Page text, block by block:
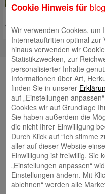
Das gemeinsam mit dem
Jahren ins Leben gerufene
YouTube
Autoren
Tim Beling
Eva Bläsen
Cookie Hinweis für
Wir verwenden Cookies, um
Internetauftritten optimal zur
hinaus verwenden wir
Statistikzwecken, zur
personalisierter Inhalte
Informationen über Art,
finden Sie in unserer
auf „Einstellungen
Cookies wir auf Grundlage
Sie haben außerdem die
die nicht Ihrer Einwilligung
Durch Klick auf “Ich stimme
aller auf dieser Website
Einwilligung ist freiwillig. Sie
„Einstellungen anpassen“
Einstellungen ändern. Mit
ablehnen“ werden alle